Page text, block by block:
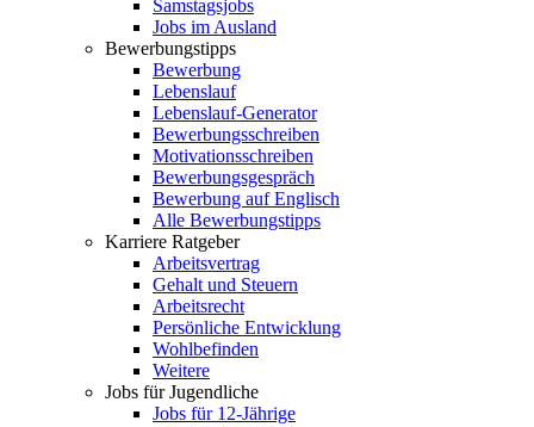
Samstagsjobs
Jobs im Ausland
Bewerbungstipps
Bewerbung
Lebenslauf
Lebenslauf-Generator
Bewerbungsschreiben
Motivationsschreiben
Bewerbungsgespräch
Bewerbung auf Englisch
Alle Bewerbungstipps
Karriere Ratgeber
Arbeitsvertrag
Gehalt und Steuern
Arbeitsrecht
Persönliche Entwicklung
Wohlbefinden
Weitere
Jobs für Jugendliche
Jobs für 12-Jährige